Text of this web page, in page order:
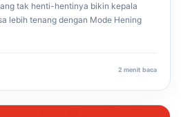
tak henti-hentinya bikin kepala
lebih tenang dengan Mode Hening
2 menit baca